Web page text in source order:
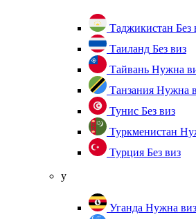
Таджикистан Без
Таиланд Без виз
Тайвань Нужна
Танзания Нужна
Тунис Без виз
Туркменистан
Турция Без виз
у
Уганда Нужна